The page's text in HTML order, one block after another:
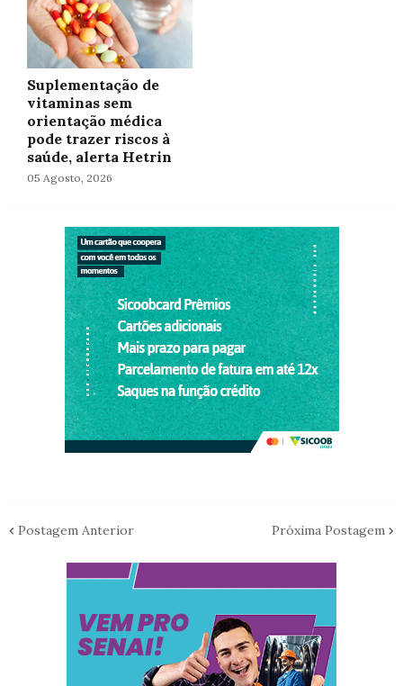
Suplementação de
vitaminas sem
orientação médica
pode trazer riscos à
saúde, alerta Hetrin
05 Agosto, 2026
Postagem Anterior Próxima Postagem